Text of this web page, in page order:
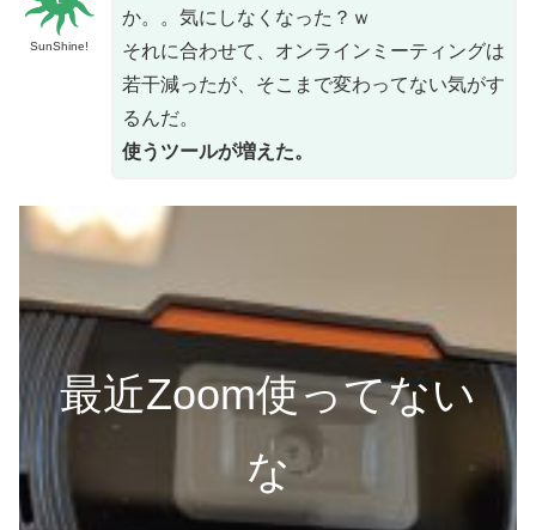
SunShine!
か。。気にしなくなった？ｗ
それに合わせて、オンラインミーティングは
若干減ったが、そこまで変わってない気がす
るんだ。
使うツールが増えた。
最近Zoom使ってない
な